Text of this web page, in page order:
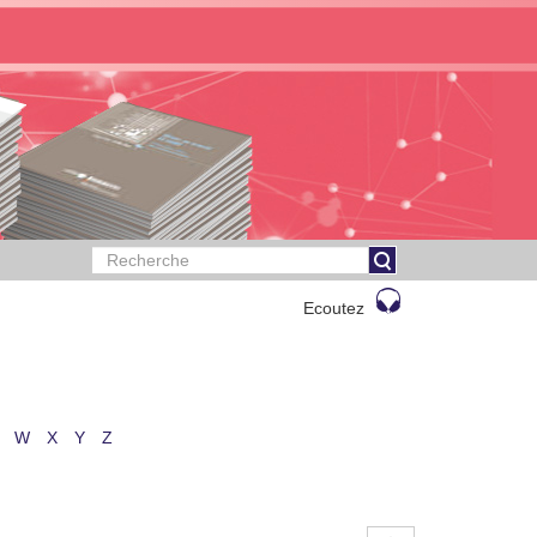
Ecoutez
W X Y Z